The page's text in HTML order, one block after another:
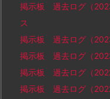
掲示板 過去ログ（
ス
掲示板 過去ログ（
掲示板 過去ログ（
掲示板 過去ログ（
掲示板 過去ログ（